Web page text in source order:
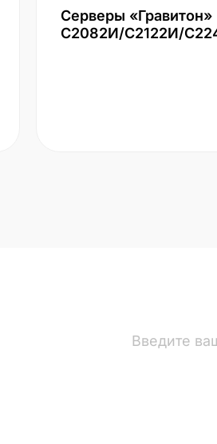
Серверы «Гравитон»
С2082И/С2122И/